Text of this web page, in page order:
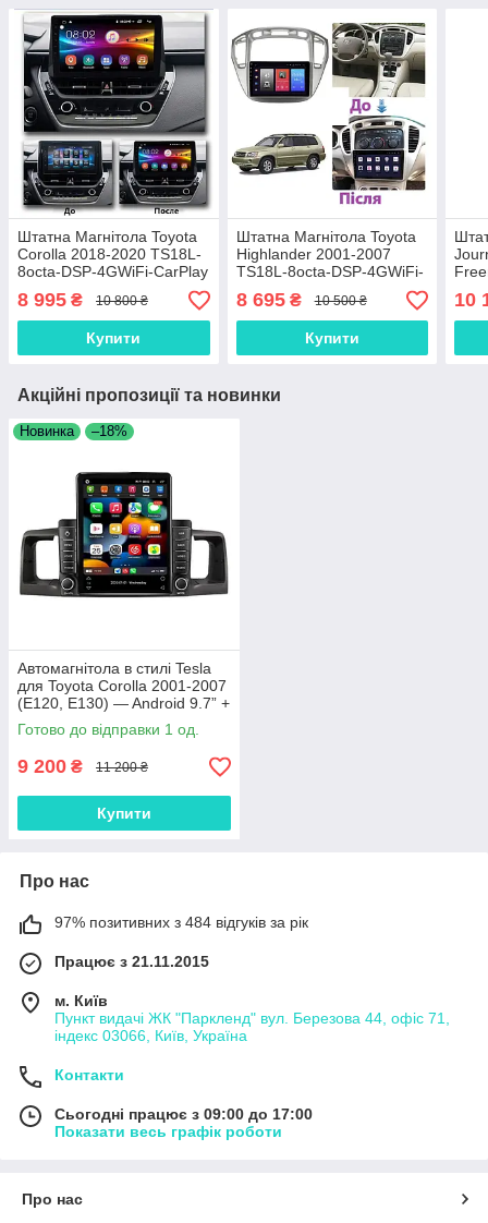
Штатна Магнітола Toyota
Corolla 2018-2020 TS18L-
8octa-DSP-4GWiFi-CarPlay
8 995 ₴ 10 800 ₴
Купити
Штатна Магнітола Toyota
Highlander 2001-2007
TS18L-8octa-DSP-4GWiFi-
8 695₴ 10 500 ₴
Купити
10
Акційні пропозиції та новинки
Новинка –18%
Автомагнітола в стилі Tesla
для Toyota Corolla 2001-2007
(E120, E130) — Android 9.7” +
перехідна рамка
Готово до відправки 1 од.
9 200 ₴ 11 200 ₴
Купити
Про нас
97% позитивних з 484 відгуків за рік
Працює з 21.11.2015
м. Київ
Пункт видачі ЖК "Паркленд" вул. Березова 44, офіс 71,
індекс 03066, Київ, Україна
Контакти
Сьогодні працює з 09:00 до 17:00
Показати весь графік роботи
Про нас